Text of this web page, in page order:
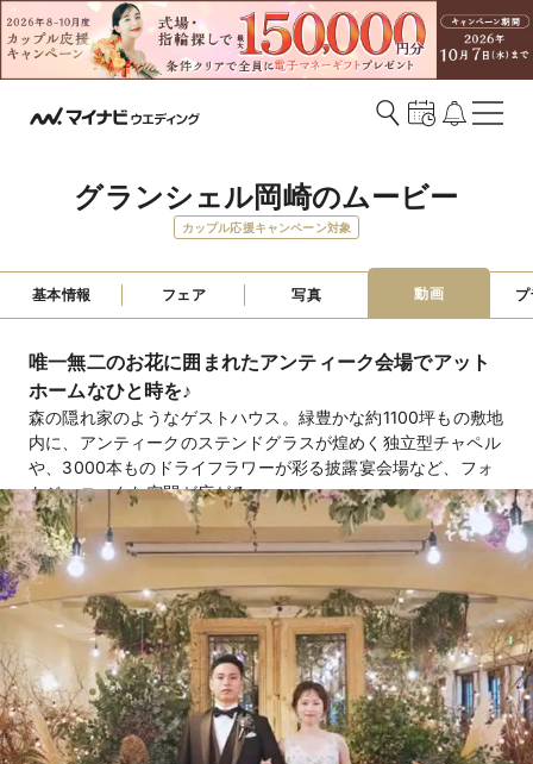
グランシェル岡崎のムービー
カップル応援キャンペーン対象
基本情報 フェア 写真 動画
唯一無二のお花に囲まれたアンティーク会場でアット
ホームなひと時を♪
森の隠れ家のようなゲストハウス。緑豊かな約1100坪もの敷地
内に、アンティークのステンドグラスが煌めく独立型チャペル
や、3000本ものドライフラワーが彩る披露宴会場など、フォ
トジェニックな空間が広がる。
チャペル、人前式用会場、ガーデンの3つから選べる挙式ス
ペース、青空の下に笑い声が響き渡るBBQスタイルのパーティ
など、自由度が高く、オシャレな一日が叶う。枠にはまらない
ふたりらしいウエディングで、心躍る新しい人生のスタートを
飾って。